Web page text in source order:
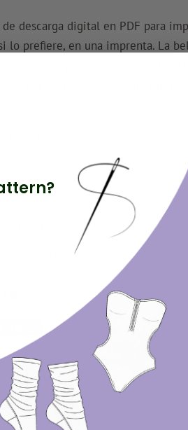
descarga digital en PDF para
lo prefiere, en una imprenta. La
a él a los pocos minutos de
por correo! ¡Puedes imprimir y
12 cm de altura
en el canal de YouTube
dudes en contactarme!
Pin